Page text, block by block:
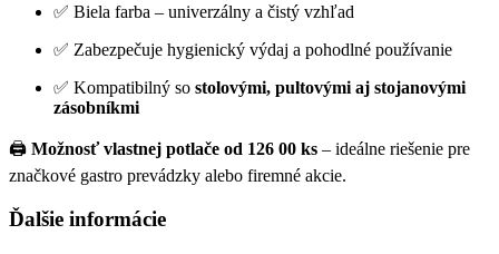
✅ Biela farba – univerzálny a čistý vzhľad
✅ Zabezpečuje hygienický výdaj a pohodlné používanie
✅ Kompatibilný so stolovými, pultovými aj stojanovými
zásobníkmi
🖨️ Možnosť vlastnej potlače od 126 00 ks – ideálne riešenie pre
značkové gastro prevádzky alebo firemné akcie.
Ďalšie informácie